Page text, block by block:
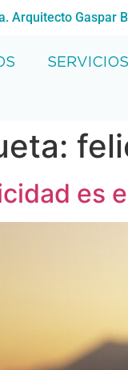
Arquitecto Gaspar
SERVICIOS
es